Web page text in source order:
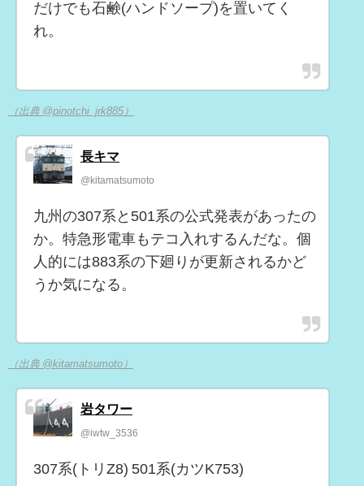
だけでも石鹸(ハンドソープ)を置いてく
れ。
（出典 @pinotchi_jrk885）
長キマ
@kitamatsumoto
九州の307系と501系の公式発表があったの
か。特急形電車もテコ入れするんだな。個
人的には883系の下廻りが更新されるかど
うか気になる。
（出典 @kitamatsumoto）
岩タワー
@iwtw_3536
307系(トリZ8) 501系(カツK753)